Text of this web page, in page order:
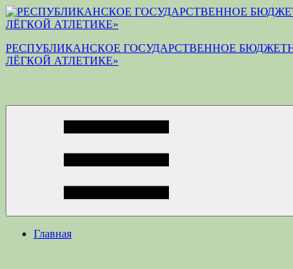
Перейти
к
РЕСПУБЛИКАНСКОЕ ГОСУДАРСТВЕННОЕ
ЛЁГКОЙ АТЛЕТИКЕ»
Главная